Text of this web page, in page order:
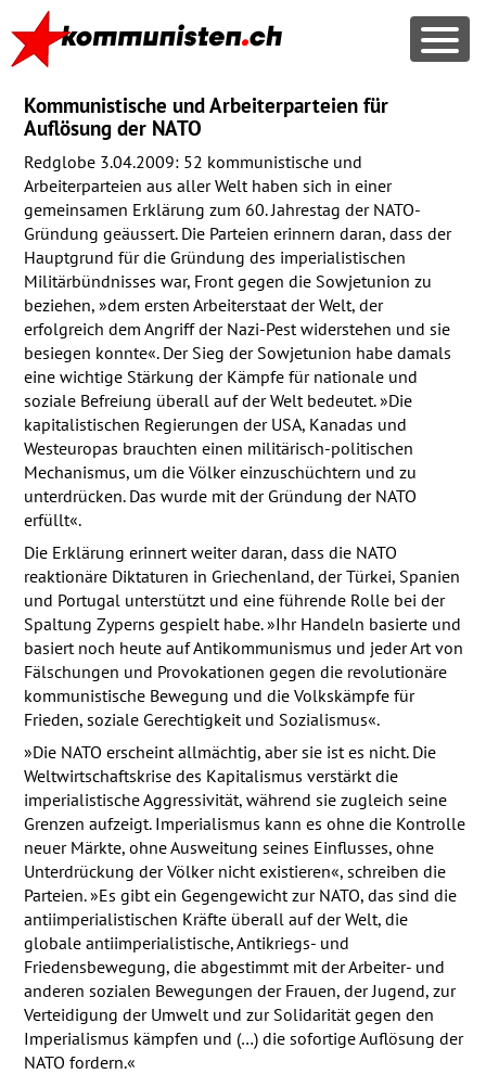
Kommunistische und Arbeiterparteien für
Auflösung der NATO
Redglobe 3.04.2009: 52 kommunistische und
Arbeiterparteien aus aller Welt haben sich in einer
gemeinsamen Erklärung zum 60. Jahrestag der NATO-
Gründung geäussert. Die Parteien erinnern daran, dass der
Hauptgrund für die Gründung des imperialistischen
Militärbündnisses war, Front gegen die Sowjetunion zu
beziehen, »dem ersten Arbeiterstaat der Welt, der
erfolgreich dem Angriff der Nazi-Pest widerstehen und sie
besiegen konnte«. Der Sieg der Sowjetunion habe damals
eine wichtige Stärkung der Kämpfe für nationale und
soziale Befreiung überall auf der Welt bedeutet. »Die
kapitalistischen Regierungen der USA, Kanadas und
Westeuropas brauchten einen militärisch-politischen
Mechanismus, um die Völker einzuschüchtern und zu
unterdrücken. Das wurde mit der Gründung der NATO
erfüllt«.
Die Erklärung erinnert weiter daran, dass die NATO
reaktionäre Diktaturen in Griechenland, der Türkei, Spanien
und Portugal unterstützt und eine führende Rolle bei der
Spaltung Zyperns gespielt habe. »Ihr Handeln basierte und
basiert noch heute auf Antikommunismus und jeder Art von
Fälschungen und Provokationen gegen die revolutionäre
kommunistische Bewegung und die Volkskämpfe für
Frieden, soziale Gerechtigkeit und Sozialismus«.
»Die NATO erscheint allmächtig, aber sie ist es nicht. Die
Weltwirtschaftskrise des Kapitalismus verstärkt die
imperialistische Aggressivität, während sie zugleich seine
Grenzen aufzeigt. Imperialismus kann es ohne die Kontrolle
neuer Märkte, ohne Ausweitung seines Einflusses, ohne
Unterdrückung der Völker nicht existieren«, schreiben die
Parteien. »Es gibt ein Gegengewicht zur NATO, das sind die
antiimperialistischen Kräfte überall auf der Welt, die
globale antiimperialistische, Antikriegs- und
Friedensbewegung, die abgestimmt mit der Arbeiter- und
anderen sozialen Bewegungen der Frauen, der Jugend, zur
Verteidigung der Umwelt und zur Solidarität gegen den
Imperialismus kämpfen und (…) die sofortige Auflösung der
NATO fordern.«